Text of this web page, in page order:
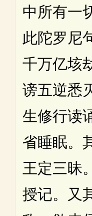
中所有一
此陀罗尼
千万亿垓
谤五逆悉
生修行读
省睡眠。
王定三昧
授记。又